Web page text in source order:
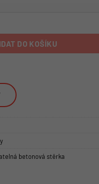
DO KOŠÍKU
betonová stěrka